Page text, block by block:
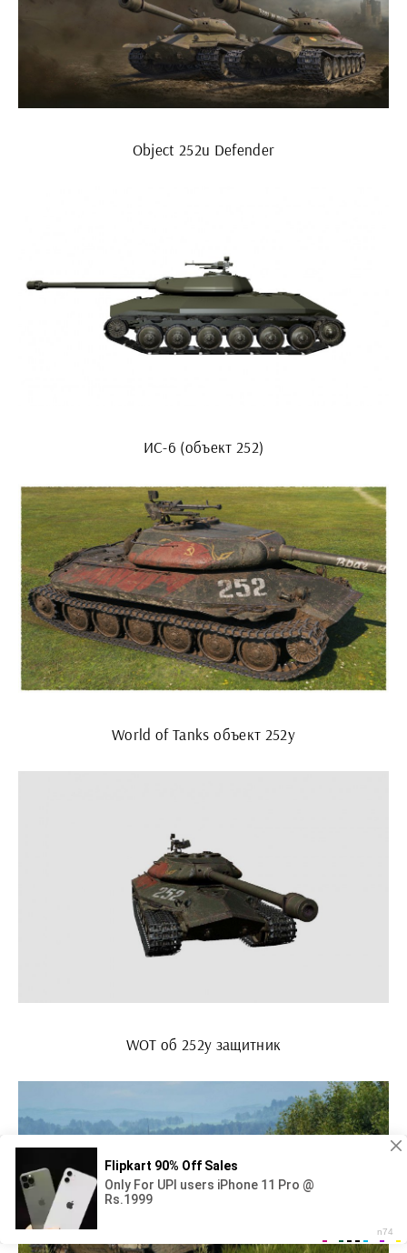
Object 252u Defender
ИС-6 (объект 252)
World of Tanks объект 252у
WOT об 252у защитник